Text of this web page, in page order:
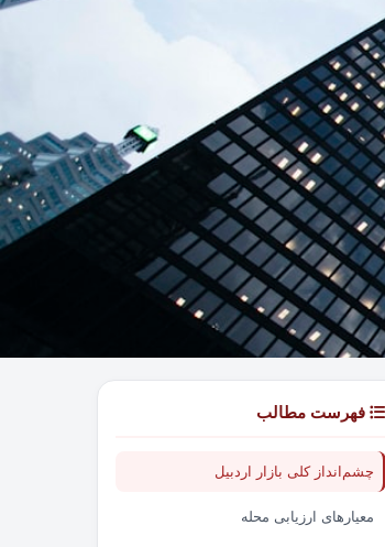
فهرست مطالب
چشم‌انداز کلی بازار اردبیل
معیارهای ارزیابی محله